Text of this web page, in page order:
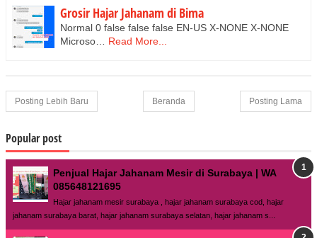
Grosir Hajar Jahanam di Bima
Normal 0 false false false EN-US X-NONE X-NONE
Microso… Read More...
Posting Lebih Baru Posting Lama
Beranda
Popular post
Penjual Hajar Jahanam Mesir di Surabaya | WA
085648121695
Hajar jahanam mesir surabaya , hajar jahanam surabaya cod, hajar
jahanam surabaya barat, hajar jahanam surabaya selatan, hajar jahanam s...